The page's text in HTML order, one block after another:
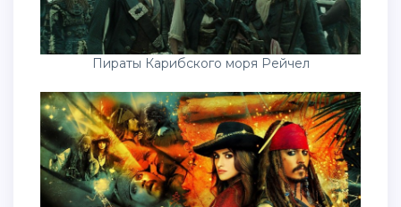
Пираты Карибского моря Рейчел